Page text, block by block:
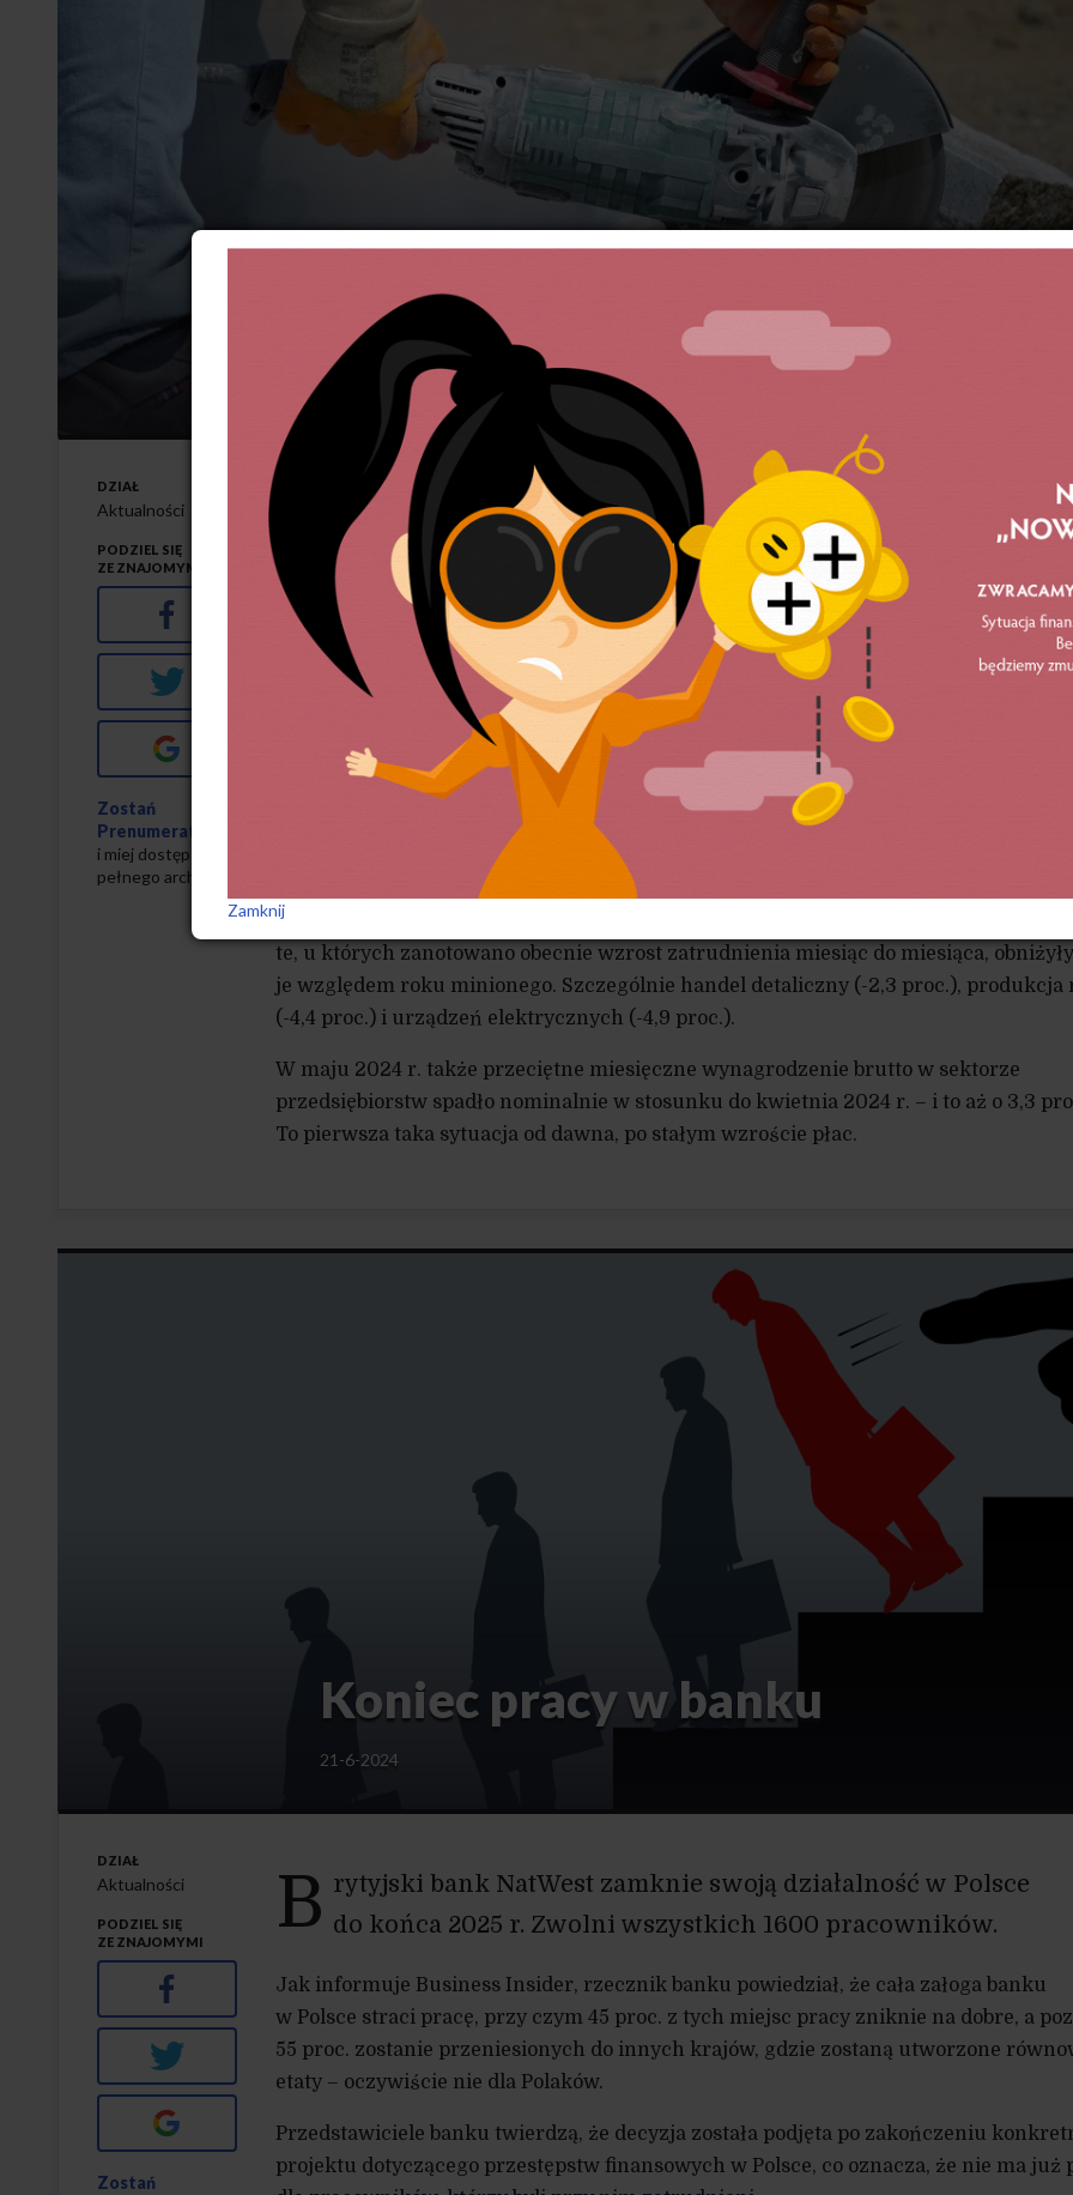
Źle się dzieje na rynku pracy
23-6-2024
padła średnia miesięczna pensja. Polacy nadal tracą pracę,
w branżach uważanych dotąd za bezpieczne.
Jak informuje portal Salon24.pl, Główny Urząd Statystyczny podał dane, z których
z nich, że w maju 2024 r. przeciętne zatrudnienie w sektorze przedsiębiorstw
proc. względem kwietnia 2024 r. A już kwiecień był miesiącem, w którym spadała
ludzi mających pracę. Przeciętne zatrudnienie w sektorze przedsiębiorstw w
2024 roku ukształtowało się na poziomie 6499,4 tys. i było o 0,4 proc. mniejsze niż
przed rokiem.
Zmniejszenie etatów wynika głównie ze zmniejszenia zatrudnienia w
przemysłowym (-1,1 proc.), administrowaniu i działalność wspierającej (-2,5 proc.),
wytwarzaniu i zaopatrywaniu w energię elektryczną (-3,2 proc.), budownictwie (-
proc.), naprawie samochodów (-0,2 proc.). Te branże notowały najgorsze dane, ale
te, u których zanotowano obecnie wzrost zatrudnienia miesiąc do miesiąca, obniżyły
je względem roku minionego. Szczególnie handel detaliczny (-2,3 proc.), produkcja
(-4,4 proc.) i urządzeń elektrycznych (-4,9 proc.).
W maju 2024 r. także przeciętne miesięczne wynagrodzenie brutto w sektorze
przedsiębiorstw spadło nominalnie w stosunku do kwietnia 2024 r. – i to aż o 3,3
To pierwsza taka sytuacja od dawna, po stałym wzroście płac.
DZIAŁ
Aktualności
PODZIEL SIĘ
ZE ZNAJOMYMI
Facebook
Twitter
Zostań
Prenumeratorem
i miej dostęp do
pełnego archiwum
Koniec pracy w banku
21-6-2024
B rytyjski bank NatWest zamknie swoją działalność w Polsce
do końca 2025 r. Zwolni wszystkich 1600 pracowników.
Jak informuje Business Insider, rzecznik banku powiedział, że cała załoga banku
w Polsce straci pracę, przy czym 45 proc. z tych miejsc pracy zniknie na dobre, a
55 proc. zostanie przeniesionych do innych krajów, gdzie zostaną utworzone
etaty – oczywiście nie dla Polaków.
Przedstawiciele banku twierdzą, że decyzja została podjęta po zakończeniu
projektu dotyczącego przestępstw finansowych w Polsce, co oznacza, że nie ma już
DZIAŁ
Aktualności
PODZIEL SIĘ
ZE ZNAJOMYMI
Facebook
Twitter
Zostań
Zamknij